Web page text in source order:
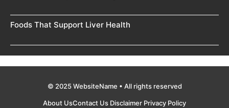
Foods That Support Liver Health
© 2025 WebsiteName • All rights reserved
About UsContact Us Disclaimer Privacy Policy